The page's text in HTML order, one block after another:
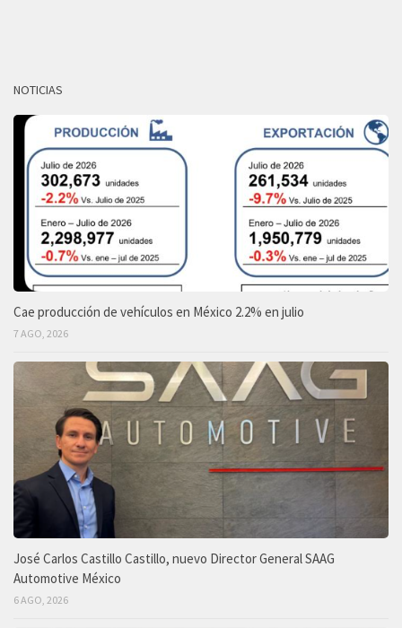
NOTICIAS
Cae producción de vehículos en México 2.2% en julio
7 AGO, 2026
José Carlos Castillo Castillo, nuevo Director General SAAG
Automotive México
6 AGO, 2026